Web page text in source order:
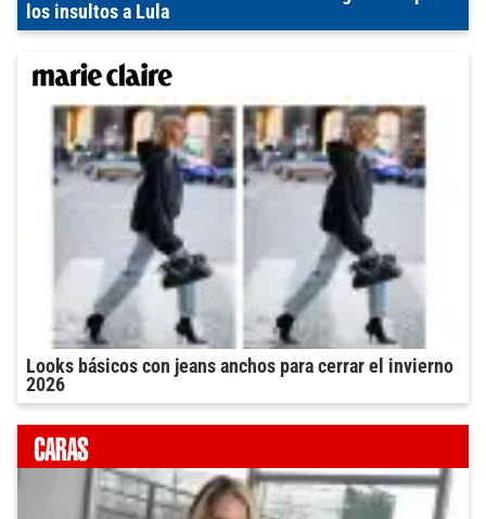
los insultos a Lula
Looks básicos con jeans anchos para cerrar el invierno
2026